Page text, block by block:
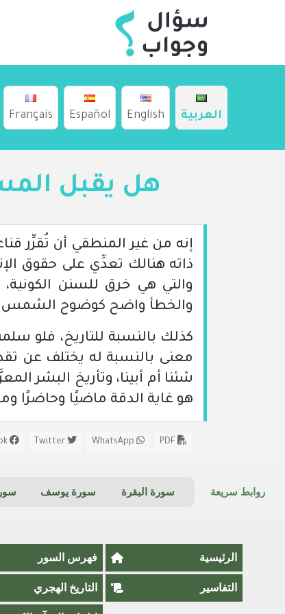
العربية English
Español
Français
هل يقبل
إنه من غير المنطقي أن تُقرِّر
ذاته هنالك تعدِّي على حقوق
والتي هي خرق للسنن
والخطأ واضح كوضوح الشمس
كذلك بالنسبة للتاريخ، فلو
معنى بالنسبة له يختلف عن
شئنا أم أبينا، وتأريخ البشر
هو غاية الدقة ماضيًا وحاضرًا
Twitter
Facebook
روابط سريعة سورة البقرة سورة يوسف
الرئيسية فهرس السور
التفاسير التاريخ الهجري